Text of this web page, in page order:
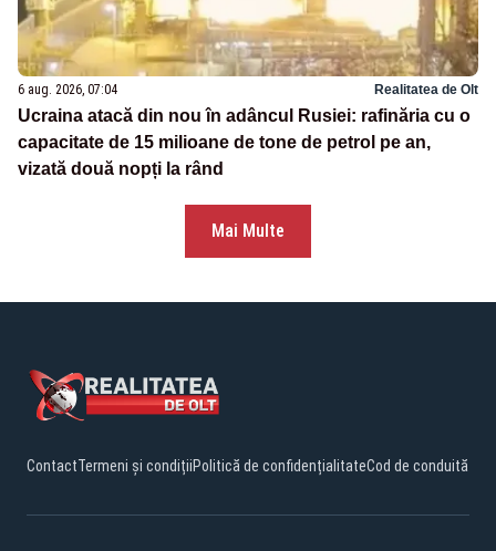
6 aug. 2026, 07:04 Realitatea de Olt
Ucraina atacă din nou în adâncul Rusiei: rafinăria cu o
capacitate de 15 milioane de tone de petrol pe an,
vizată două nopți la rând
Mai Multe
ContactTermeni și condițiiPolitică de confidențialitateCod de conduită